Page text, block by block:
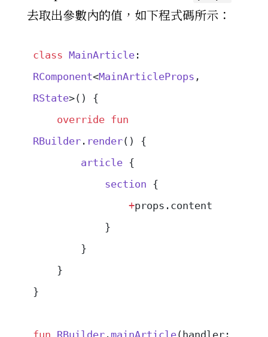
去取出參數內的值，如下程式碼所示：
class MainArticle
RComponent<MainArticleProps
RState>() {
    override
fun
RBuilder . render() {
        article
{
            section
{
                +
props.content
            }
        }
    }
}